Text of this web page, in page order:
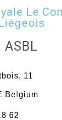
Le
Liégeois
ASBL
11
Belgium
62